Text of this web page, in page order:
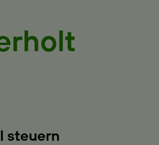
steuern